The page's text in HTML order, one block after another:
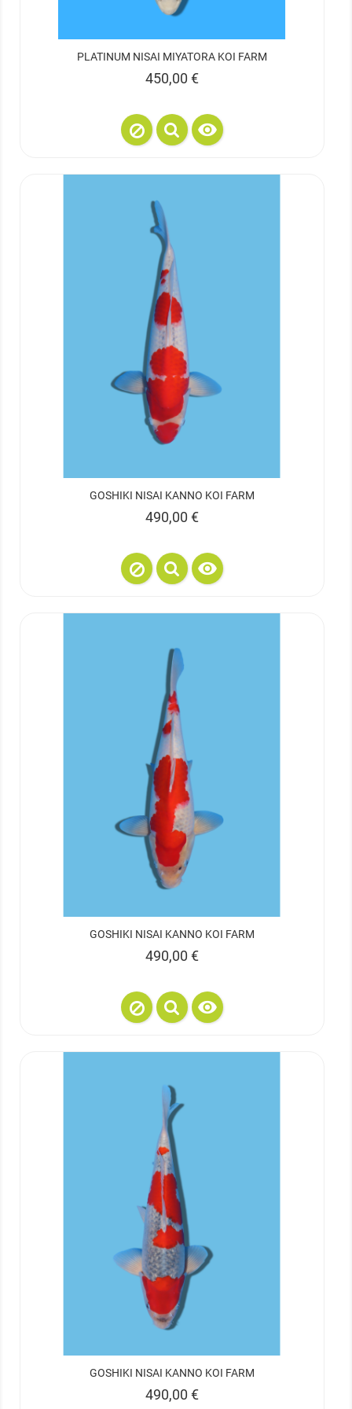
PLATINUM NISAI MIYATORA KOI FARM
Prix
450,00 €

GOSHIKI NISAI KANNO KOI FARM
Prix
490,00 €

GOSHIKI NISAI KANNO KOI FARM
Prix
490,00 €

GOSHIKI NISAI KANNO KOI FARM
Prix
490,00 €